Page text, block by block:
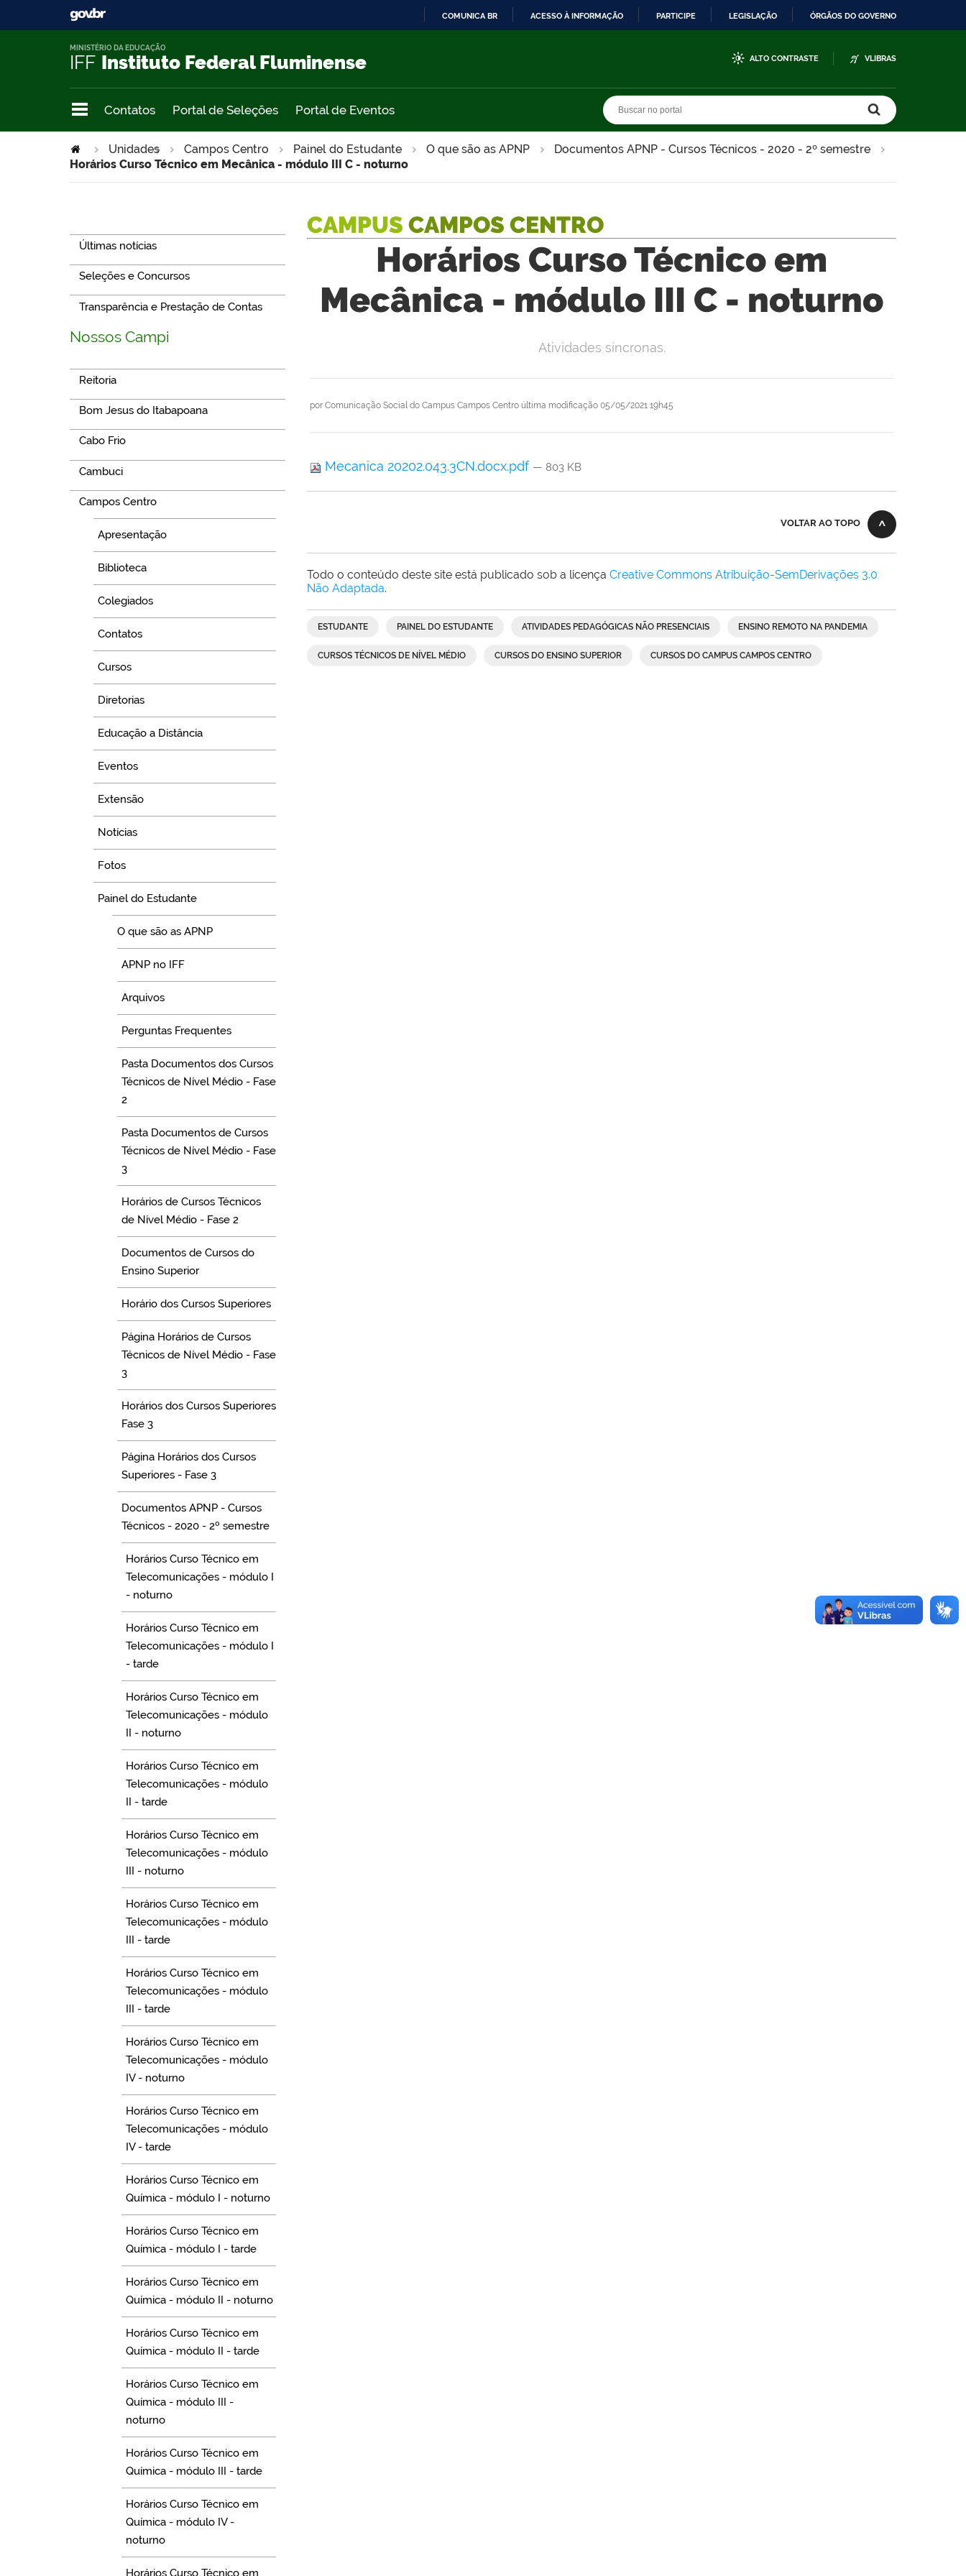
COMUNICA BR ACESSO À INFORMAÇÃO PARTICIPE LEGISLAÇÃO ÓRGÃOS DO GOVERNO
IFF Instituto Federal Fluminense
MINISTÉRIO DA EDUCAÇÃO
ALTO CONTRASTE VLIBRAS
Contatos Portal de Seleções Portal de Eventos
Unidades Campos Centro Painel do Estudante O que são as APNP Documentos APNP - Cursos Técnicos - 2020 - 2º semestre
>
Horários Curso Técnico em Mecânica - módulo III C - noturno
Últimas notícias
Seleções e Concursos
Transparência e Prestação de Contas
Nossos Campi
Reitoria
Bom Jesus do Itabapoana
Cabo Frio
Cambuci
Campos Centro
Apresentação
Biblioteca
Colegiados
Contatos
Cursos
Diretorias
Educação a Distância
Eventos
Extensão
Notícias
Fotos
Painel do Estudante
O que são as APNP
APNP no IFF
Arquivos
Perguntas Frequentes
Pasta Documentos dos Cursos
Técnicos de Nível Médio - Fase
2
Pasta Documentos de Cursos
Técnicos de Nível Médio - Fase
3
Horários de Cursos Técnicos
de Nível Médio - Fase 2
Documentos de Cursos do
Ensino Superior
Horário dos Cursos Superiores
Página Horários de Cursos
Técnicos de Nível Médio - Fase
3
Horários dos Cursos Superiores
Fase 3
Página Horários dos Cursos
Superiores - Fase 3
Documentos APNP - Cursos
Técnicos - 2020 - 2º semestre
Horários Curso Técnico em
Telecomunicações - módulo I
- noturno
Horários Curso Técnico em
Telecomunicações - módulo I
- tarde
Horários Curso Técnico em
Telecomunicações - módulo
II - noturno
Horários Curso Técnico em
Telecomunicações - módulo
II - tarde
Horários Curso Técnico em
Telecomunicações - módulo
III - noturno
Horários Curso Técnico em
Telecomunicações - módulo
III - tarde
Horários Curso Técnico em
Telecomunicações - módulo
III - tarde
Horários Curso Técnico em
Telecomunicações - módulo
IV - noturno
Horários Curso Técnico em
Telecomunicações - módulo
IV - tarde
Horários Curso Técnico em
Química - módulo I - noturno
Horários Curso Técnico em
Química - módulo I - tarde
Horários Curso Técnico em
Química - módulo II - noturno
Horários Curso Técnico em
Química - módulo II - tarde
Horários Curso Técnico em
Química - módulo III -
noturno
Horários Curso Técnico em
Química - módulo III - tarde
Horários Curso Técnico em
Química - módulo IV -
noturno
Horários Curso Técnico em
CAMPUS CAMPOS CENTRO
Horários Curso Técnico em
Mecânica - módulo III C - noturno
por Comunicação Social do Campus Campos Centro última modificação 05/05/2021 19h45
Atividades síncronas.
Mecanica 20202.043.3CN.docx.pdf — 803 KB
VOLTAR AO TOPO
Todo o conteúdo deste site está publicado sob a licença Creative Commons Atribuição-SemDerivações 3.0
Não Adaptada.
ESTUDANTE PAINEL DO ESTUDANTE ATIVIDADES PEDAGÓGICAS NÃO PRESENCIAIS ENSINO REMOTO NA PANDEMIA
CURSOS TÉCNICOS DE NÍVEL MÉDIO CURSOS DO ENSINO SUPERIOR CURSOS DO CAMPUS CAMPOS CENTRO